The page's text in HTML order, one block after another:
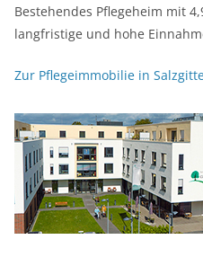
Bestehendes Pflegeheim mit
langfristige und hohe
Zur Pflegeimmobilie in